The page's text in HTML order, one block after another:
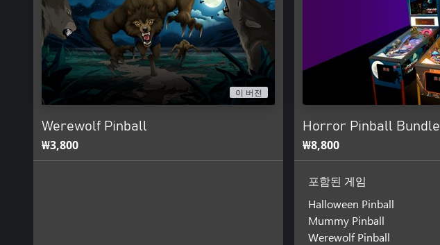
이 버전
Werewolf Pinball
₩3,800
Horror Pinball Bundle
₩8,800
포함된 게임
Halloween Pinball
Mummy Pinball
Werewolf Pinball